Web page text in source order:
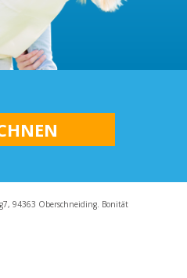
94363 Oberschneiding. Bonität